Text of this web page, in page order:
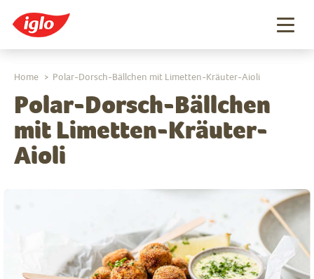
Polar-Dorsch-Bällchen
mit Limetten-Kräuter-
Aioli
Home > Polar-Dorsch-Bällchen mit Limetten-Kräuter-Aioli